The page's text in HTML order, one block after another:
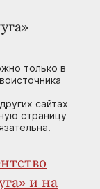
только в
сайтах
страницу
и на